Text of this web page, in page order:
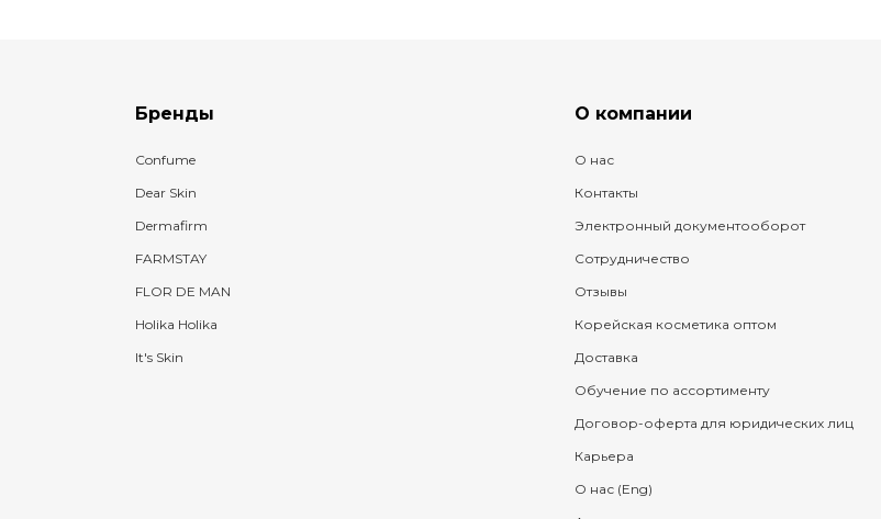
Бренды
Confume
Dear Skin
Dermafirm
FARMSTAY
FLOR DE MAN
Holika Holika
It's Skin
О компании
О нас
Контакты
Электронный документооборот
Сотрудничество
Отзывы
Корейская косметика оптом
Доставка
Обучение по ассортименту
Договор-оферта для юридических лиц
Карьера
О нас (Eng)